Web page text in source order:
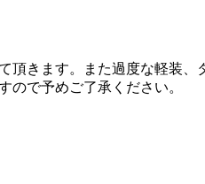
きます。また過度な軽装
ので予めご了承ください。